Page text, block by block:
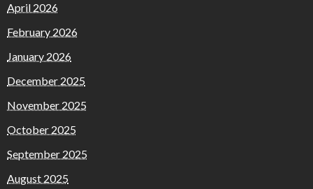
April 2026
February 2026
January 2026
December 2025
November 2025
October 2025
September 2025
August 2025